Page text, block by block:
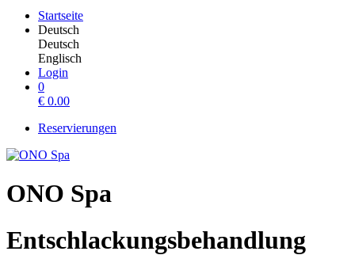
Startseite
Deutsch
Deutsch
Englisch
Login
0
€ 0.00
Reservierungen
ONO Spa
Entschlackungsbehandlung